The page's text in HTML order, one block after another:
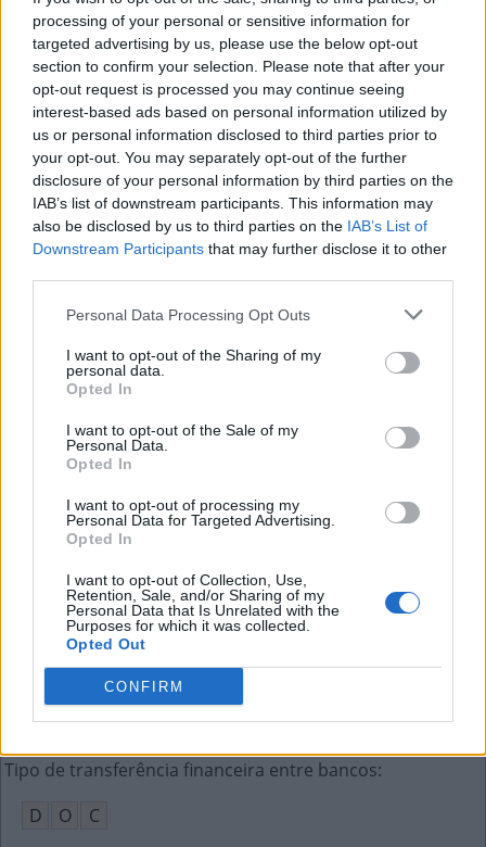
processing of your personal or sensitive information for
targeted advertising by us, please use the below opt-out
section to confirm your selection. Please note that after your
opt-out request is processed you may continue seeing
interest-based ads based on personal information utilized by
us or personal information disclosed to third parties prior to
your opt-out. You may separately opt-out of the further
disclosure of your personal information by third parties on the
IAB’s list of downstream participants. This information may
also be disclosed by us to third parties on the IAB’s List of
Downstream Participants that may further disclose it to other
Personal Data Processing Opt Outs
I want to opt-out of the Sharing of my
personal data.
Opted In
I want to opt-out of the Sale of my
Personal Data.
Opted In
I want to opt-out of processing my
Personal Data for Targeted Advertising.
Opted In
I want to opt-out of Collection, Use,
Retention, Sale, and/or Sharing of my
Personal Data that Is Unrelated with the
Purposes for which it was collected.
Opted Out
CONFIRM
P
I M E N T
A
T
E E
N
O
R L
A
D
O C
Pode ser marítima, lagunar ou pluvial:
O
R L
A
O conde malvado das Desventuras em Série:
O
L A
F
Sigla da Agência Nacional de Aviação Civil
N A
C
M
S
A ortopédica imobiliza a articulação:
A L
A
Calabresa, do reino e malagueta são tipos dela :
M E N T
A
Smells Like __ Spirit, hit do Nirvana (ing.)
T
E E
N
Tipo de transferência financeira entre bancos:
D
O
C